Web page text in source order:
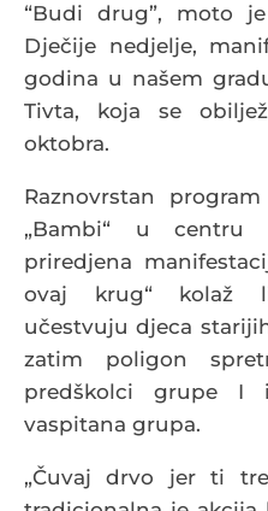
“Budi drug”, moto
Dječije nedjelje,
godina u našem
Tivta, koja se
oktobra.
Raznovrstan
„Bambi“ u
priredjena
ovaj krug“ kolaž
učestvuju djeca
zatim poligon
predškolci grupe
vaspitana grupa.
„Čuvaj drvo jer ti